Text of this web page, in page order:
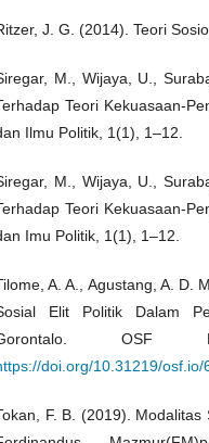
J. G. (2014). Teori
M., Wijaya, U.,
Teori Kekuasaan-
Ilmu Politik, 1(1), 1–12.
M., Wijaya, U.,
Teori Kekuasaan-
Imu Politik, 1(1), 1–12.
A. A., Agustang, A. D.
Elit Politik Dalam
OSF
doi.org/10.31219/osf.io/
F. B. (2019). Modalitas